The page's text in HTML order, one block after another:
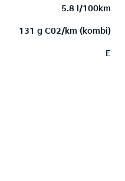
5.8 l/100km
131 g C02/km (kombi)
E